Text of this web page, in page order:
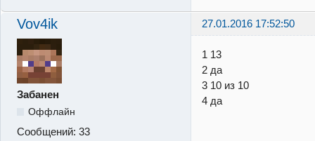
Vov4ik 27.01.2016 17:52:50
Забанен
Оффлайн
Сообщений: 33
1 13
2 да
3 10 из 10
4 да